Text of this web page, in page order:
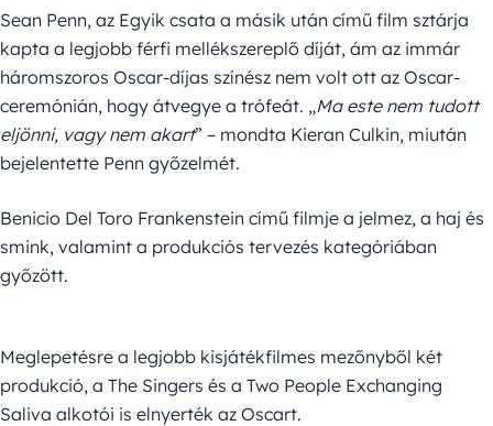
Sean Penn, az Egyik csata a másik után című film sztárja
kapta a legjobb férfi mellékszereplő díját, ám az immár
háromszoros Oscar-díjas színész nem volt ott az Oscar-
ceremónián, hogy átvegye a trófeát. „Ma este nem tudott
eljönni, vagy nem akart” – mondta Kieran Culkin, miután
bejelentette Penn győzelmét.
Benicio Del Toro Frankenstein című filmje a jelmez, a haj és
smink, valamint a produkciós tervezés kategóriában
győzött.
Meglepetésre a legjobb kisjátékfilmes mezőnyből két
produkció, a The Singers és a Two People Exchanging
Saliva alkotói is elnyerték az Oscart.